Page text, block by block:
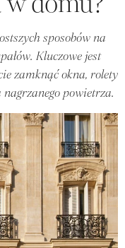
sposobów na
Kluczowe jest
zamknąć okna, rolety
powietrza.